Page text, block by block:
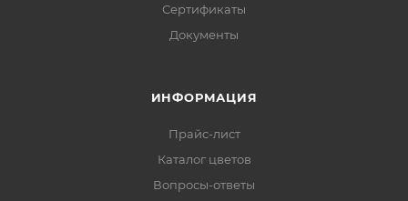
Сертификаты
Документы
ИНФОРМАЦИЯ
Прайс-лист
Каталог цветов
Вопросы-ответы